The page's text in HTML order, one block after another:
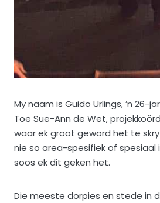
My naam is Guido Urlings, ’n 26-
Toe Sue-Ann de Wet,
waar ek groot geword het te
nie so area-spesifiek of spesiaal
soos ek dit geken het.
Die meeste dorpies en stede in